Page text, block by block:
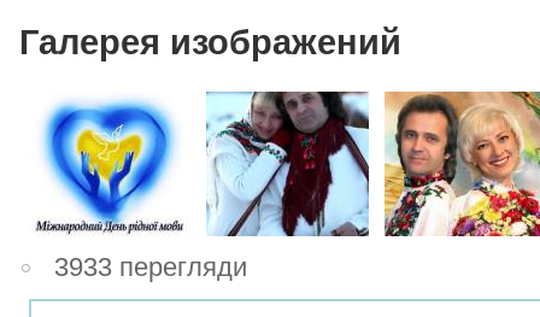
Галерея изображений
3933 перегляди